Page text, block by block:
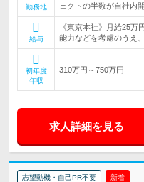
勤務地
ェクトの半数が自社内
給与
《東京本社》月給25
能力などを考慮のうえ
初年度
年収
310万円～750万円
求人詳細を見る
志望動機・自己PR不要 新着